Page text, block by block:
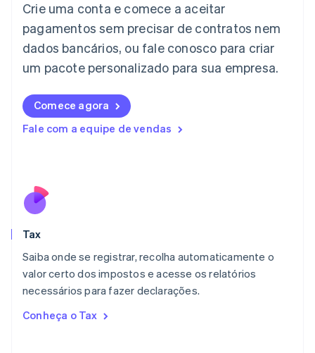
Crie uma conta e comece a aceitar
pagamentos sem precisar de contratos nem
dados bancários, ou fale conosco para criar
um pacote personalizado para sua empresa.
Comece agora
Fale com a equipe de vendas
Tax
Saiba onde se registrar, recolha automaticamente o
valor certo dos impostos e acesse os relatórios
necessários para fazer declarações.
Conheça o Tax
Itália
English
Japão
日本語English
Letônia
Liechtenstein
Deutsch English
Lituânia
English
English
Malta
Noruega
English
Nova Zelândia
Países Baixos